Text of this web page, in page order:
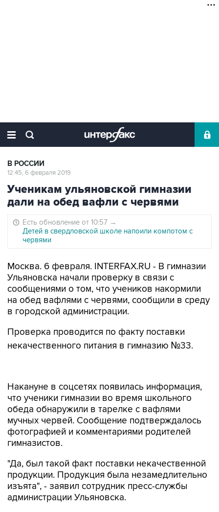
В РОССИИ
12:45, 6 февраля 2019
Ученикам ульяновской гимназии
дали на обед вафли с червями
Есть обновление от 10:57 →
Детей в свердловской школе напоили компотом с
червями
Москва. 6 февраля. INTERFAX.RU - В гимназии
Ульяновска начали проверку в связи с
сообщениями о том, что учеников накормили
на обед вафлями с червями, сообщили в среду
в городской администрации.
Проверка проводится по факту поставки
некачественного питания в гимназию №33.
Накануне в соцсетях появилась информация,
что ученики гимназии во время школьного
обеда обнаружили в тарелке с вафлями
мучных червей. Сообщение подтверждалось
фотографией и комментариями родителей
гимназистов.
"Да, был такой факт поставки некачественной
продукции. Продукция была незамедлительно
изъята", - заявил сотрудник пресс-службы
администрации Ульяновска.